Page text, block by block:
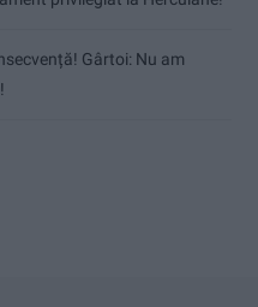
Gârtoi: Nu am